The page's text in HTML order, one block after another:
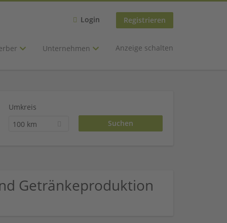
Login Registrieren
Unternehmen Anzeige schalten
Umkreis
100 km
Getränkeproduktion